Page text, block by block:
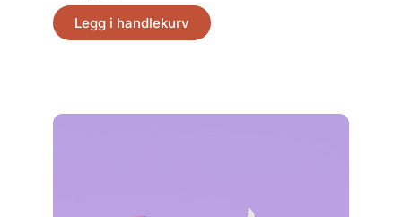
Legg i handlekurv